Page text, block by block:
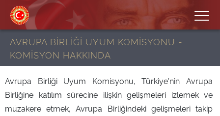
AVRUPA BİRLİĞİ UYUM KOMİSYONU -
KOMİSYON HAKKINDA
Avrupa Birliği Uyum Komisyonu, Türkiye'nin Avrupa
Birliğine katılım sürecine ilişkin gelişmeleri izlemek ve
müzakere etmek, Avrupa Birliğindeki gelişmeleri takip